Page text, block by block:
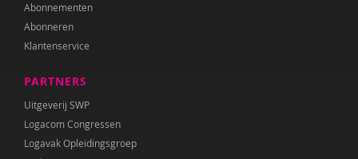
Abonnementen
Abonneren
Klantenservice
PARTNERS
Uitgeverij SWP
Logacom Congressen
Logavak Opleidingsgroep